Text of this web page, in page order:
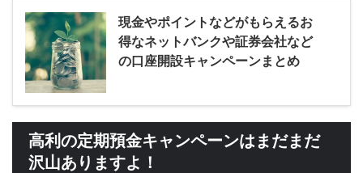
現金やポイントなどがもらえるお
得なネットバンクや証券会社など
の口座開設キャンペーンまとめ
高利の定期預金キャンペーンはまだまだ
沢山ありますよ！